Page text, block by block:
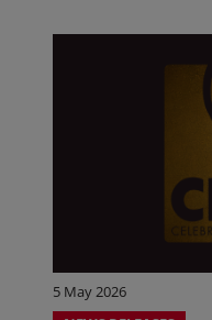
5 May 2026